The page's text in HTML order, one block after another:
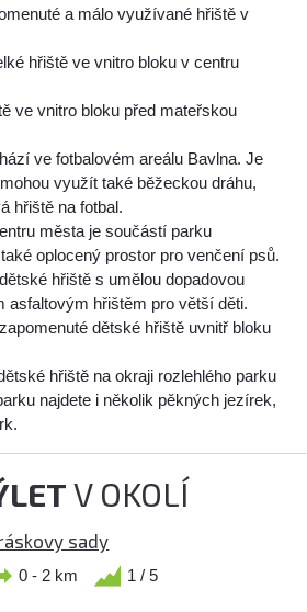
a málo využívané hřiště v
hřiště ve vnitro bloku v centru
ve vnitro bloku před mateřskou
ve fotbalovém areálu Bavlna. Je
využít také běžeckou dráhu,
hřiště na fotbal.
města je součástí parku
oplocený prostor pro venčení psů.
hřiště s umělou dopadovou
asfaltovým hřištěm pro větší děti.
dětské hřiště uvnitř bloku
hřiště na okraji rozlehlého parku
najdete i několik pěkných jezírek,
V OKOLÍ
sady
0 - 2 km 1 / 5